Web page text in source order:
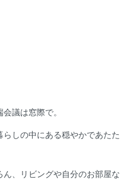
議は窓際で。
しの中にある穏やかであたた
、リビングや自分のお部屋な